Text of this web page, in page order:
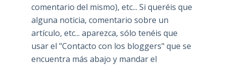
comentario del mismo), etc... Si queréis que
alguna noticia, comentario sobre un
artículo, etc... aparezca, sólo tenéis que
usar el "Contacto con los bloggers" que se
encuentra más abajo y mandar el